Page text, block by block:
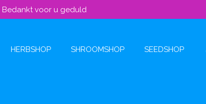
Bedankt voor u geduld
HERBSHOP SHROOMSHOP SEEDSHOP